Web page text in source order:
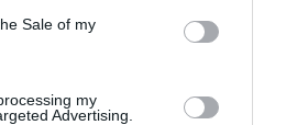
Sale of my
my
Advertising.
ακόμη